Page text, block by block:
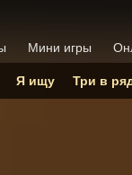
Мини игры
Я ищу Три в